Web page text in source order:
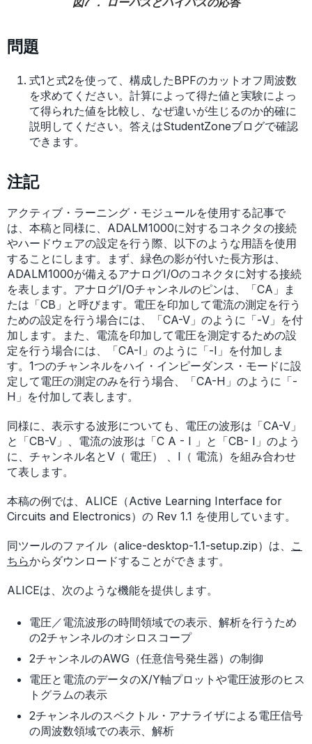
問題
式1と式2を使って、構成したBPFのカットオフ周波数
を求めてください。計算によって得た値と実験によっ
て得られた値を比較し、なぜ違いが生じるのか的確に
説明してください。答えはStudentZoneブログで確認
できます。
注記
アクティブ・ラーニング・モジュールを使用する記事で
は、本稿と同様に、ADALM1000に対するコネクタの接続
やハードウェアの設定を行う際、以下のような用語を使用
することにします。まず、緑色の影が付いた長方形は、
ADALM1000が備えるアナログI/Oのコネクタに対する接続
を表します。アナログI/Oチャンネルのピンは、「CA」ま
たは「CB」と呼びます。電圧を印加して電流の測定を行う
ための設定を行う場合には、「CA-V」のように「-V」を付
加します。また、電流を印加して電圧を測定するための設
定を行う場合には、「CA-I」のように「-I」を付加しま
す。1つのチャンネルをハイ・インピーダンス・モードに設
定して電圧の測定のみを行う場合、「CA-H」のように「-
H」を付加して表します。
同様に、表示する波形についても、電圧の波形は「CA-V」
と「CB-V」、電流の波形は「C A - I 」と「CB- I」のよう
に、チャンネル名とV（ 電圧） 、I（ 電流）を組み合わせ
て表します。
本稿の例では、ALICE（Active Learning Interface for
Circuits and Electronics）の Rev 1.1 を使用しています。
同ツールのファイル（alice-desktop-1.1-setup.zip）は、 こ
ちらからダウンロードすることができます。
ALICEは、次のような機能を提供します。
電圧／電流波形の時間領域での表示、解析を行うため
の2チャンネルのオシロスコープ
2チャンネルのAWG（任意信号発生器）の制御
電圧と電流のデータのX/Y軸プロットや電圧波形のヒス
トグラムの表示
2チャンネルのスペクトル・アナライザによる電圧信号
の周波数領域での表示、解析